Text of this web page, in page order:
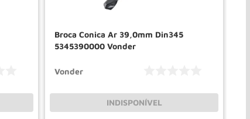
Broca Conica Ar 39,0mm Din345
5345390000 Vonder
Vonder
INDISPONÍVEL